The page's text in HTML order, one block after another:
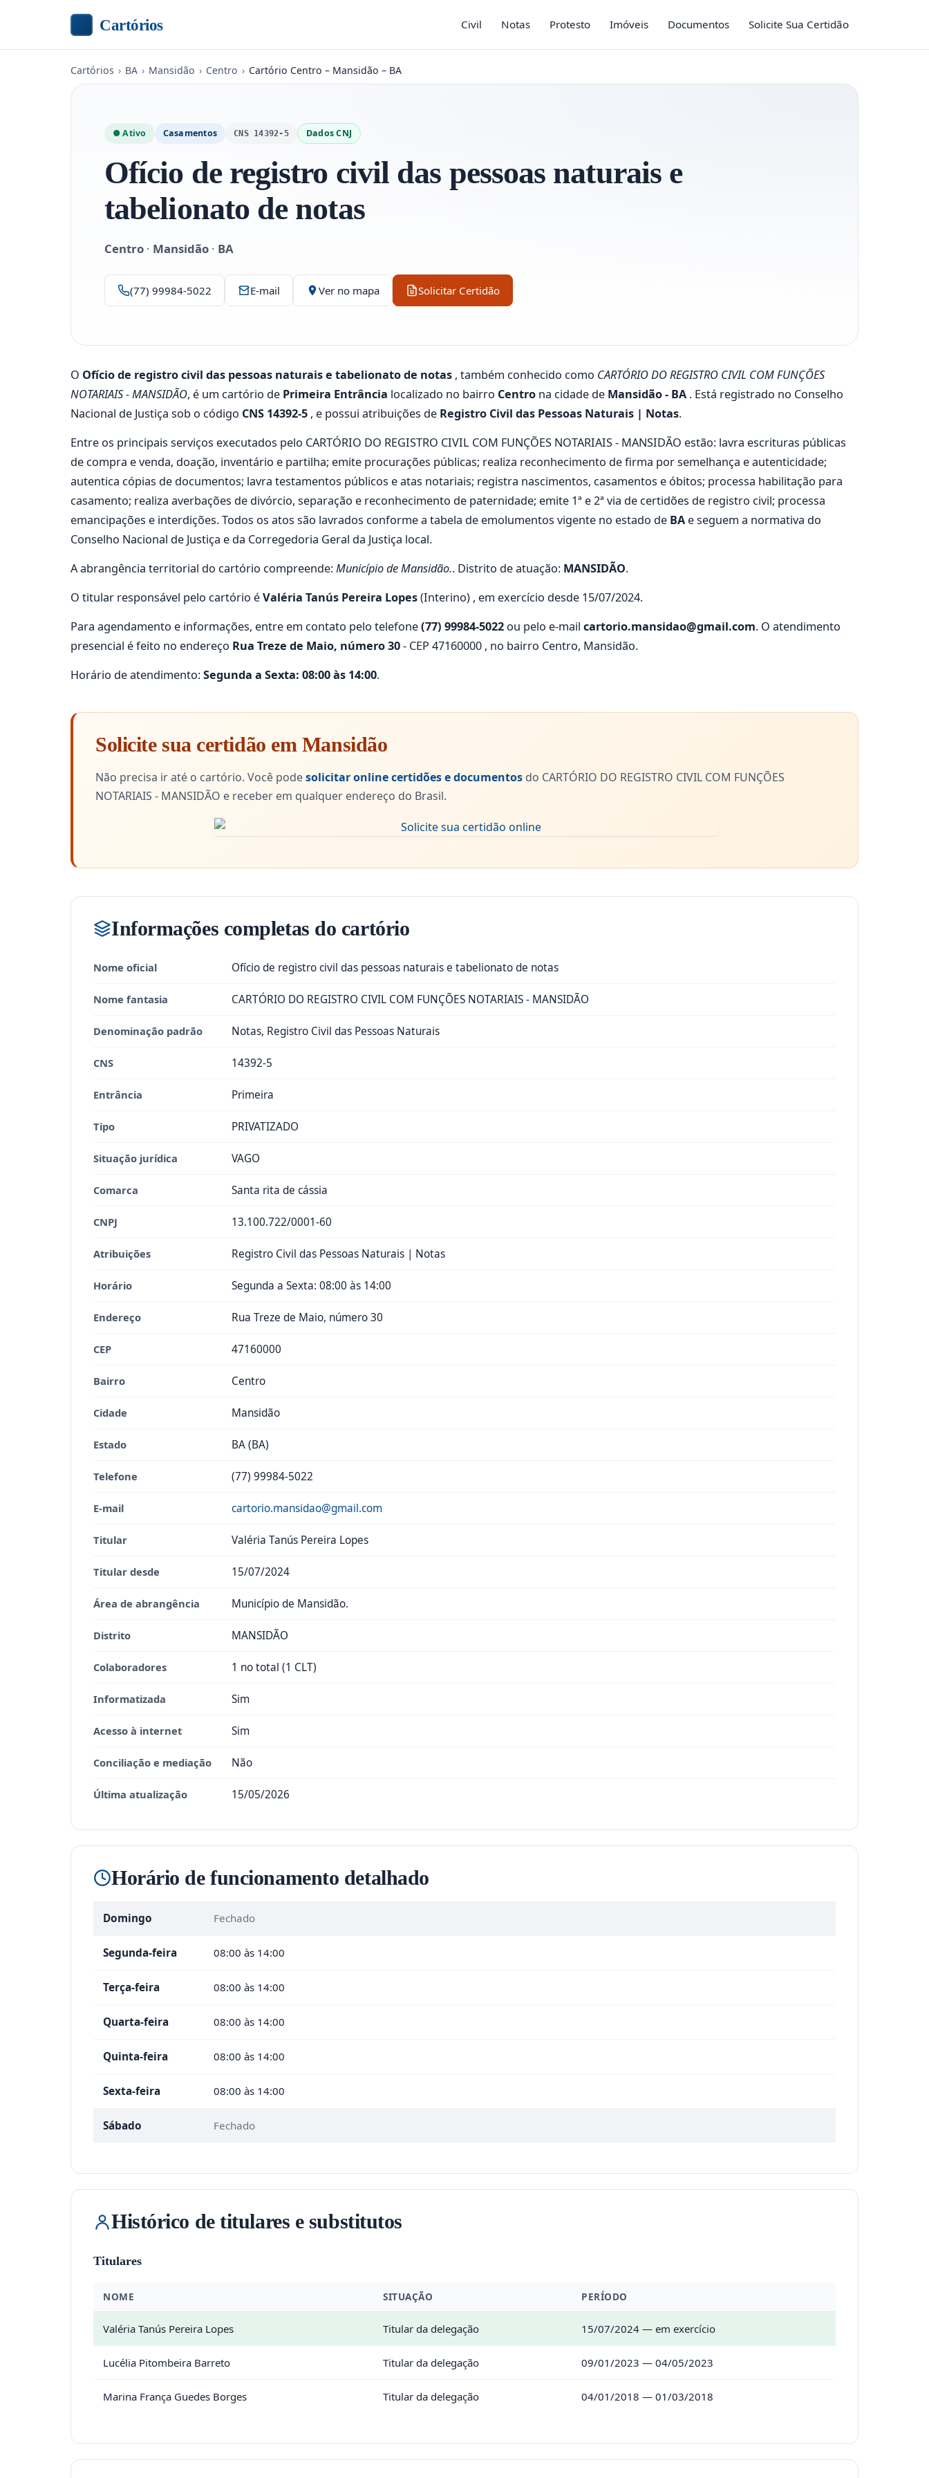
Cartórios Civil Notas Protesto Imóveis Documentos Solicite Sua Certidão
Cartórios › BA › Mansidão › Centro › Cartório Centro – Mansidão – BA
● Ativo Casamentos CNS 14392-5 Dados CNJ
Ofício de registro civil das pessoas naturais e
tabelionato de notas
Centro · Mansidão · BA
(77) 99984-5022 E-mail Ver no mapa Solicitar Certidão
O Ofício de registro civil das pessoas naturais e tabelionato de notas , também conhecido como CARTÓRIO DO REGISTRO CIVIL COM FUNÇÕES
NOTARIAIS - MANSIDÃO, é um cartório de Primeira Entrância localizado no bairro Centro na cidade de Mansidão - BA . Está registrado no Conselho
Nacional de Justiça sob o código CNS 14392-5 , e possui atribuições de Registro Civil das Pessoas Naturais | Notas.
Entre os principais serviços executados pelo CARTÓRIO DO REGISTRO CIVIL COM FUNÇÕES NOTARIAIS - MANSIDÃO estão: lavra escrituras públicas
de compra e venda, doação, inventário e partilha; emite procurações públicas; realiza reconhecimento de firma por semelhança e autenticidade;
autentica cópias de documentos; lavra testamentos públicos e atas notariais; registra nascimentos, casamentos e óbitos; processa habilitação para
casamento; realiza averbações de divórcio, separação e reconhecimento de paternidade; emite 1ª e 2ª via de certidões de registro civil; processa
emancipações e interdições. Todos os atos são lavrados conforme a tabela de emolumentos vigente no estado de BA e seguem a normativa do
Conselho Nacional de Justiça e da Corregedoria Geral da Justiça local.
A abrangência territorial do cartório compreende:Município de Mansidão.. Distrito de atuação: MANSIDÃO.
O titular responsável pelo cartório éValéria Tanús Pereira Lopes(Interino) , em exercício desde 15/07/2024.
Para agendamento e informações, entre em contato pelo telefone(77) 99984-5022 ou pelo e-mail cartorio.mansidao@gmail.com. O atendimento
presencial é feito no endereço Rua Treze de Maio, número 30- CEP 47160000 , no bairro Centro, Mansidão.
Horário de atendimento:Segunda a Sexta: 08:00 às 14:00.
Solicite sua certidão em Mansidão
Não precisa ir até o cartório. Você podesolicitar online certidões e documentos do CARTÓRIO DO REGISTRO CIVIL COM FUNÇÕES
NOTARIAIS - MANSIDÃO e receber em qualquer endereço do Brasil.
Informações completas do cartório
Nome oficial Ofício de registro civil das pessoas naturais e tabelionato de notas
Nome fantasia CARTÓRIO DO REGISTRO CIVIL COM FUNÇÕES NOTARIAIS - MANSIDÃO
Denominação padrão Notas, Registro Civil das Pessoas Naturais
CNS 14392-5
Entrância Primeira
Tipo PRIVATIZADO
Situação jurídica VAGO
Comarca Santa rita de cássia
CNPJ 13.100.722/0001-60
Atribuições Registro Civil das Pessoas Naturais | Notas
Horário Segunda a Sexta: 08:00 às 14:00
Endereço Rua Treze de Maio, número 30
CEP 47160000
Bairro Centro
Cidade Mansidão
Estado BA (BA)
Telefone (77) 99984-5022
E-mail cartorio.mansidao@gmail.com
Titular Valéria Tanús Pereira Lopes
Titular desde 15/07/2024
Área de abrangência Município de Mansidão.
Distrito MANSIDÃO
Colaboradores 1 no total (1 CLT)
Informatizada Sim
Acesso à internet Sim
Conciliação e mediação Não
Última atualização 15/05/2026
Horário de funcionamento detalhado
Domingo Fechado
Segunda-feira 08:00 às 14:00
Terça-feira 08:00 às 14:00
Quarta-feira 08:00 às 14:00
Quinta-feira 08:00 às 14:00
Sexta-feira 08:00 às 14:00
Sábado Fechado
Histórico de titulares e substitutos
Titulares
NOME SITUAÇÃO PERÍODO
Valéria Tanús Pereira Lopes Titular da delegação 15/07/2024 — em exercício
Lucélia Pitombeira Barreto Titular da delegação 09/01/2023 — 04/05/2023
Marina França Guedes Borges Titular da delegação 04/01/2018 — 01/03/2018